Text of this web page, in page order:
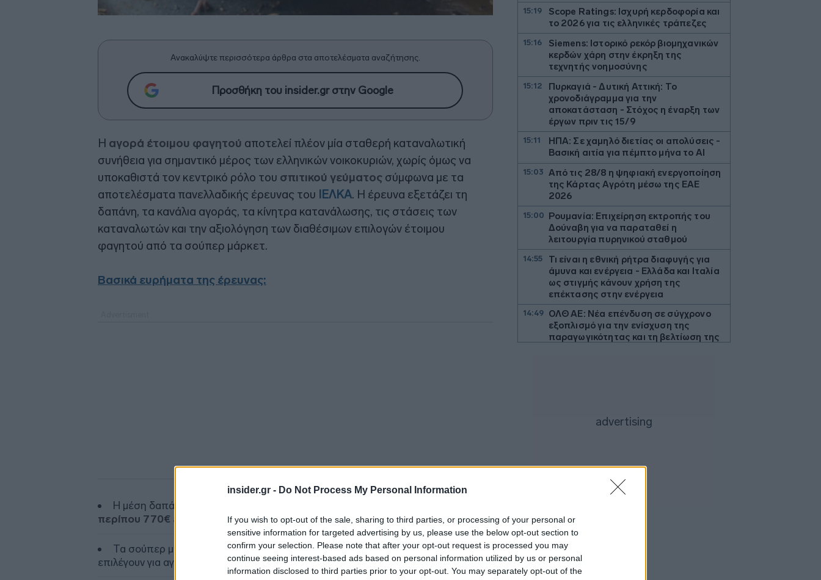
insider.gr - Do Not Process My Personal Information
If you wish to opt-out of the sale, sharing to third parties, or processing of your personal or
sensitive information for targeted advertising by us, please use the below opt-out section to
confirm your selection. Please note that after your opt-out request is processed you may
continue seeing interest-based ads based on personal information utilized by us or personal
information disclosed to third parties prior to your opt-out. You may separately opt-out of the
Ανακαλύψτε περισσότερα άρθρα στα αποτελέσματα αναζήτησης.
Προσθήκη του insider.gr στην Google
Η αγορά έτοιμου φαγητού αποτελεί πλέον μία σταθερή καταναλωτική
συνήθεια για σημαντικό μέρος των ελληνικών νοικοκυριών, χωρίς όμως να
υποκαθιστά τον κεντρικό ρόλο του σπιτικού γεύματος σύμφωνα με τα
αποτελέσματα πανελλαδικής έρευνας του
ΙΕΛΚΑ. Η έρευνα εξετάζει τη
δαπάνη, τα κανάλια αγοράς, τα κίνητρα κατανάλωσης, τις στάσεις των
καταναλωτών και την αξιολόγηση των διαθέσιμων επιλογών έτοιμου
φαγητού από τα σούπερ μάρκετ.
Βασικά ευρήματα της έρευνας:
Η μέση δαπάνη για έτοιμο φαγητό ανέρχεται σε
περίπου 770€ ετησίως ανά νοικοκυριό.
Τα σούπερ μάρκετ σχεδόνδιπλασίασαντο ποσοστό των καταναλωτών που τα
επιλέγουν για αγορά έτοιμου φαγητού σε σχέση με το 2016
15:19
Scope Ratings: Ισχυρή κερδοφορία και
το 2026 για τις ελληνικές τράπεζες
15:16
Siemens: Ιστορικό ρεκόρ βιομηχανικών
κερδών χάρη στην έκρηξη της
τεχνητής νοημοσύνης
15:12
Πυρκαγιά - Δυτική Αττική: Το
χρονοδιάγραμμα για την
αποκατάσταση - Στόχος η έναρξη των
έργων πριν τις 15/9
15:11
ΗΠΑ: Σε χαμηλό διετίας οι απολύσεις -
Βασική αιτία για πέμπτο μήνα το ΑΙ
15:03 Από τις 28/8 η ψηφιακή ενεργοποίηση
της Κάρτας Αγρότη μέσω της ΕΑΕ
2026
15:00 Ρουμανία: Επιχείρηση εκτροπής του
Δούναβη για να παραταθεί η
λειτουργία πυρηνικού σταθμού
14:55
Τι είναι η εθνική ρήτρα διαφυγής για
άμυνα και ενέργεια - Ελλάδα και Ιταλία
ως στιγμής κάνουν χρήση της
επέκτασης στην ενέργεια
14:49
ΟΛΘ ΑΕ: Νέα επένδυση σε σύγχρονο
εξοπλισμό για την ενίσχυση της
παραγωγικότητας και τη βελτίωση της
χάος στη Μέση Ανατολή
ύποπτη για διαφθορά
ΠΑΣΟΚ για ΟΣΔΕ 2026: Η κυβέρνηση
πρωθυπουργική φιέστα
14:30
Ουκρανία: Σχεδόν 16.000 ξένοι
εθελοντές πολεμούν στις ουκρανικές
ένοπλες δυνάμεις